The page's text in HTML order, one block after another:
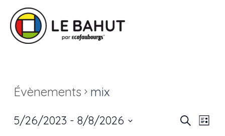
Évènements mix
Recherche
Liste
5/26/2023 - 8/8/2026